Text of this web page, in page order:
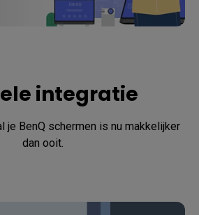
integratie
je BenQ schermen is nu makkelijker
dan ooit.